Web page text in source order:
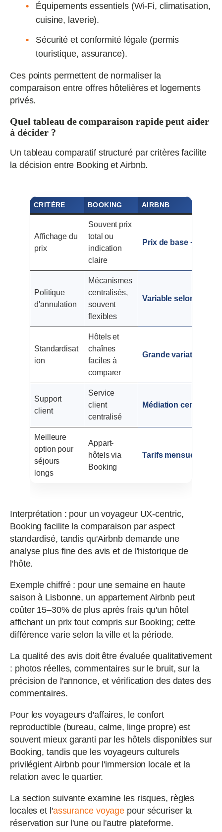
Équipements essentiels (Wi‑Fi, climatisation,
cuisine, laverie).
Sécurité et conformité légale (permis
touristique, assurance).
Ces points permettent de normaliser la
comparaison entre offres hôtelières et logements
privés.
Quel tableau de comparaison rapide peut aider
à décider ?
Un tableau comparatif structuré par critères facilite
la décision entre Booking et Airbnb.
CRITÈRE BOOKING AIRBNB
Affichage du
prix
Souvent prix
total ou
indication
claire
Prix de base + frais
Politique
d'annulation
Mécanismes
centralisés,
souvent
flexibles
Variable selon l'hôte
Standardisat
ion
Hôtels et
chaînes
faciles à
comparer
Grande variation
Support
client
Service
client
centralisé
Médiation centrale +
Meilleure
option pour
séjours
longs
Appart-
hôtels via
Booking
Tarifs mensuels et
Interprétation : pour un voyageur UX-centric,
Booking facilite la comparaison par aspect
standardisé, tandis qu'Airbnb demande une
analyse plus fine des avis et de l'historique de
l'hôte.
Exemple chiffré : pour une semaine en haute
saison à Lisbonne, un appartement Airbnb peut
coûter 15–30% de plus après frais qu'un hôtel
affichant un prix tout compris sur Booking; cette
différence varie selon la ville et la période.
La qualité des avis doit être évaluée qualitativement
: photos réelles, commentaires sur le bruit, sur la
précision de l'annonce, et vérification des dates des
commentaires.
Pour les voyageurs d'affaires, le confort
reproductible (bureau, calme, linge propre) est
souvent mieux garanti par les hôtels disponibles sur
Booking, tandis que les voyageurs culturels
privilégient Airbnb pour l'immersion locale et la
relation avec le quartier.
La section suivante examine les risques, règles
locales et l'assurance voyage pour sécuriser la
réservation sur l'une ou l'autre plateforme.